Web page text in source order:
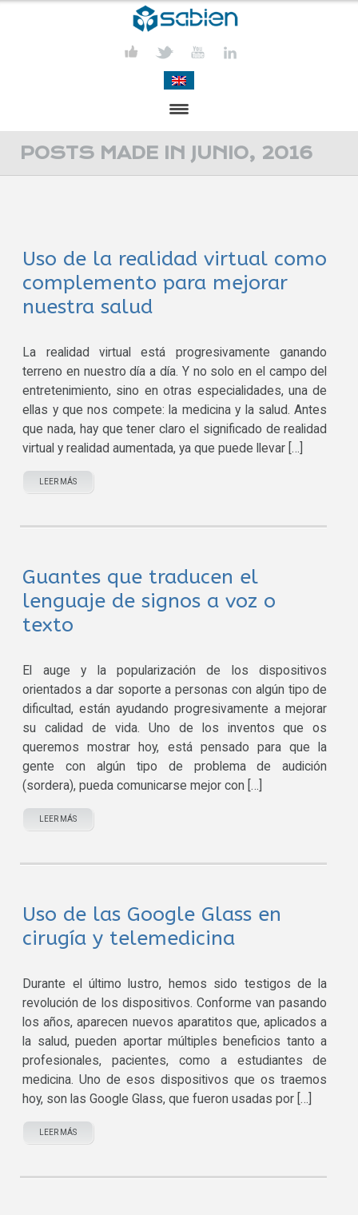
PRESENTACIÓN
ACTIVIDADES
COMUNICACIÓN
POSTS MADE IN JUNIO, 2016
Uso de la realidad virtual como
complemento para mejorar
nuestra salud
La realidad virtual está progresivamente ganando
terreno en nuestro día a día. Y no solo en el campo del
entretenimiento, sino en otras especialidades, una de
ellas y que nos compete: la medicina y la salud. Antes
que nada, hay que tener claro el significado de realidad
virtual y realidad aumentada, ya que puede llevar […]
LEER MÁS
Guantes que traducen el
lenguaje de signos a voz o
texto
El auge y la popularización de los dispositivos
orientados a dar soporte a personas con algún tipo de
dificultad, están ayudando progresivamente a mejorar
su calidad de vida. Uno de los inventos que os
queremos mostrar hoy, está pensado para que la
gente con algún tipo de problema de audición
(sordera), pueda comunicarse mejor con […]
LEER MÁS
Uso de las Google Glass en
cirugía y telemedicina
Durante el último lustro, hemos sido testigos de la
revolución de los dispositivos. Conforme van pasando
los años, aparecen nuevos aparatitos que, aplicados a
la salud, pueden aportar múltiples beneficios tanto a
profesionales, pacientes, como a estudiantes de
medicina. Uno de esos dispositivos que os traemos
hoy, son las Google Glass, que fueron usadas por […]
LEER MÁS